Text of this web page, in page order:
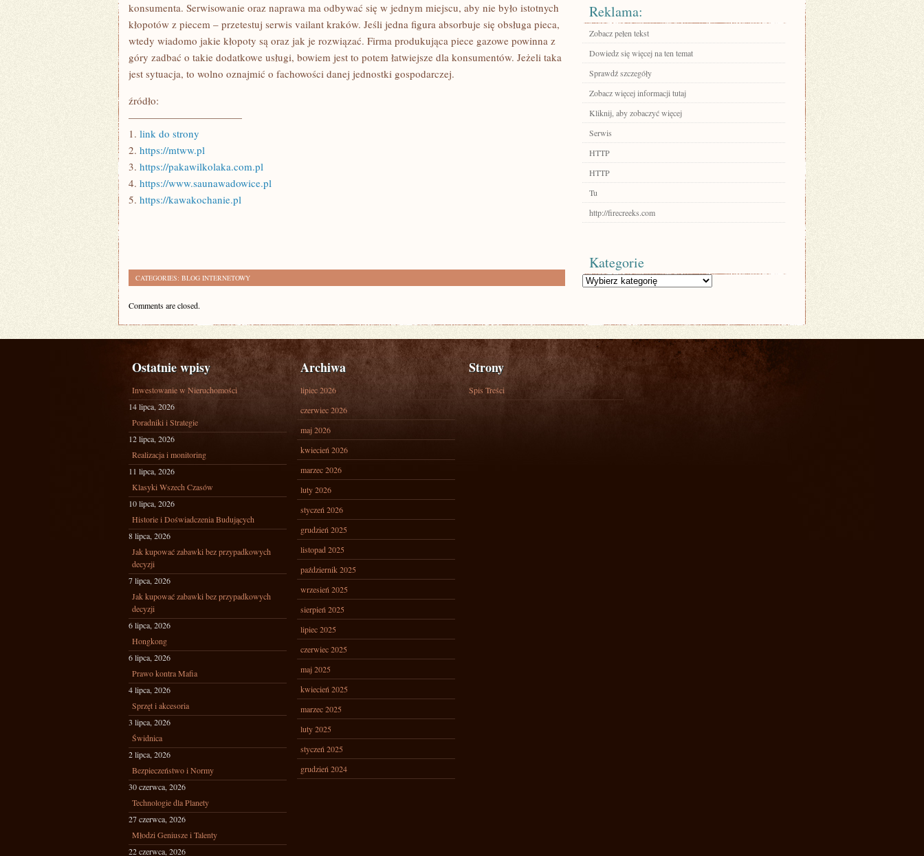
konsumenta. Serwisowanie oraz naprawa ma odbywać się w jednym miejscu, aby nie było istotnych
kłopotów z piecem – przetestuj serwis vailant kraków. Jeśli jedna figura absorbuje się obsługa pieca,
wtedy wiadomo jakie kłopoty są oraz jak je rozwiązać. Firma produkująca piece gazowe powinna z
góry zadbać o takie dodatkowe usługi, bowiem jest to potem łatwiejsze dla konsumentów. Jeżeli taka
jest sytuacja, to wolno oznajmić o fachowości danej jednostki gospodarczej.
źródło:
———————————
1. link do strony
2. https://mtww.pl
3. https://pakawilkolaka.com.pl
4. https://www.saunawadowice.pl
5. https://kawakochanie.pl
CATEGORIES: BLOG INTERNETOWY
Comments are closed.
Reklama:
Zobacz pełen tekst
Dowiedz się więcej na ten temat
Sprawdź szczegóły
Zobacz więcej informacji tutaj
Kliknij, aby zobaczyć więcej
Serwis
HTTP
HTTP
Tu
http://firecreeks.com
Kategorie
Kategorie
Ostatnie wpisy
Inwestowanie w Nieruchomości
14 lipca, 2026
Poradniki i Strategie
12 lipca, 2026
Realizacja i monitoring
11 lipca, 2026
Klasyki Wszech Czasów
10 lipca, 2026
Historie i Doświadczenia Budujących
8 lipca, 2026
Jak kupować zabawki bez przypadkowych
decyzji
7 lipca, 2026
Jak kupować zabawki bez przypadkowych
decyzji
6 lipca, 2026
Hongkong
6 lipca, 2026
Prawo kontra Mafia
4 lipca, 2026
Sprzęt i akcesoria
3 lipca, 2026
Świdnica
2 lipca, 2026
Bezpieczeństwo i Normy
30 czerwca, 2026
Technologie dla Planety
27 czerwca, 2026
Młodzi Geniusze i Talenty
22 czerwca, 2026
Archiwa
lipiec 2026
czerwiec 2026
maj 2026
kwiecień 2026
marzec 2026
luty 2026
styczeń 2026
grudzień 2025
listopad 2025
październik 2025
wrzesień 2025
sierpień 2025
lipiec 2025
czerwiec 2025
maj 2025
kwiecień 2025
marzec 2025
luty 2025
styczeń 2025
grudzień 2024
Strony
Spis Treści